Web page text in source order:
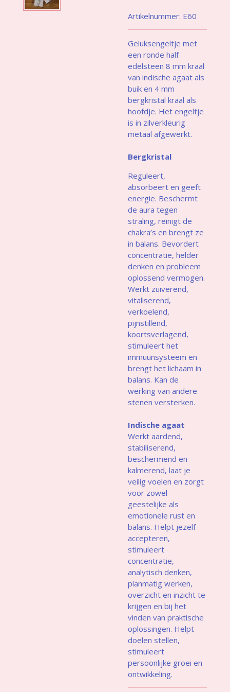
Artikelnummer: E60
Geluksengeltje met
een ronde half
edelsteen 8 mm kraal
van indische agaat als
buik en 4 mm
bergkristal kraal als
hoofdje. Het engeltje
is in zilverkleurig
metaal afgewerkt.
Bergkristal
Reguleert,
absorbeert en geeft
energie. Beschermt
de aura tegen
straling, reinigt de
chakra’s en brengt ze
in balans. Bevordert
concentratie, helder
denken en probleem
oplossend vermogen.
Werkt zuiverend,
vitaliserend,
verkoelend,
pijnstillend,
koortsverlagend,
stimuleert het
immuunsysteem en
brengt het lichaam in
balans. Kan de
werking van andere
stenen versterken.
Indische agaat
Werkt aardend,
stabiliserend,
beschermend en
kalmerend, laat je
veilig voelen en zorgt
voor zowel
geestelijke als
emotionele rust en
balans. Helpt jezelf
accepteren,
stimuleert
concentratie,
analytisch denken,
planmatig werken,
overzicht en inzicht te
krijgen en bij het
vinden van praktische
oplossingen. Helpt
doelen stellen,
stimuleert
persoonlijke groei en
ontwikkeling.